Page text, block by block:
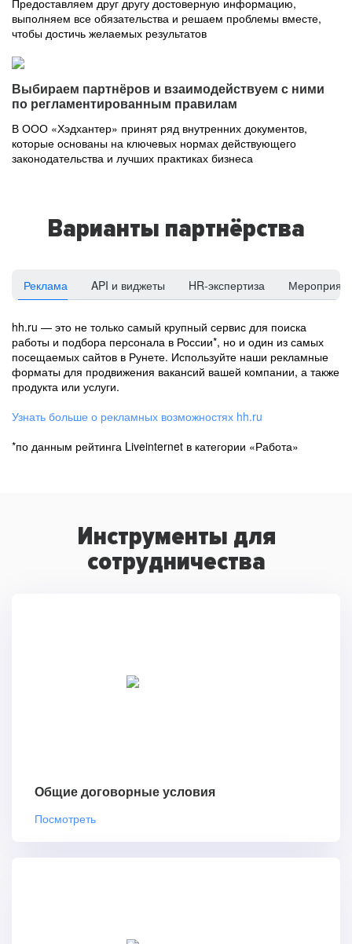
Предоставляем друг другу достоверную информацию,
выполняем все обязательства и решаем проблемы вместе,
чтобы достичь желаемых результатов
Выбираем партнёров и взаимодействуем с ними
по регламентированным правилам
В ООО «Хэдхантер» принят ряд внутренних документов,
которые основаны на ключевых нормах действующего
законодательства и лучших практиках бизнеса
Варианты партнёрства
Реклама API и виджеты HR-экспертиза
hh.ru — это не только самый крупный сервис для поиска
работы и подбора персонала в России*, но и один из самых
посещаемых сайтов в Рунете. Используйте наши рекламные
форматы для продвижения вакансий вашей компании, а также
продукта или услуги.
Узнать больше о рекламных возможностях hh.ru
*по данным рейтинга Liveinternet в категории «Работа»
Инструменты для
сотрудничества
Общие договорные условия
Посмотреть